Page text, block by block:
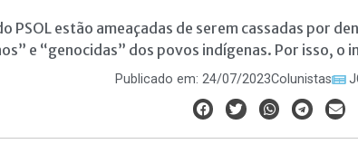
PSOL estão ameaçadas de serem cassadas por
e “genocidas” dos povos indígenas. Por isso,
Publicado em: 24/07/2023Colunistas